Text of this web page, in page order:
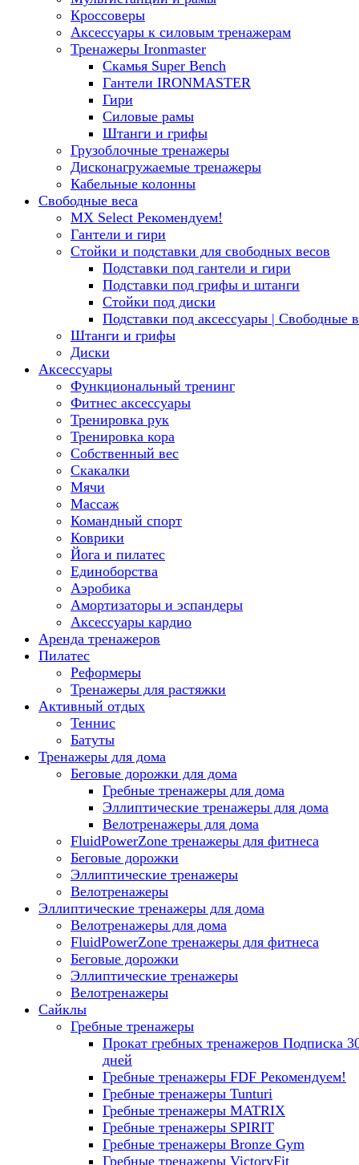
Кроссоверы
Аксессуары к силовым тренажерам
Тренажеры Ironmaster
Скамья Super Bench
Гантели IRONMASTER
Гири
Силовые рамы
Штанги и грифы
Грузоблочные тренажеры
Дисконагружаемые тренажеры
Кабельные колонны
Свободные веса
MX Select Рекомендуем!
Гантели и гири
Стойки и подставки для свободных весов
Подставки под гантели и гири
Подставки под грифы и штанги
Стойки под диски
Подставки под аксессуары | Свободные
Штанги и грифы
Диски
Аксессуары
Функциональный тренинг
Фитнес аксессуары
Тренировка рук
Тренировка кора
Собственный вес
Скакалки
Мячи
Массаж
Командный спорт
Коврики
Йога и пилатес
Единоборства
Аэробика
Амортизаторы и эспандеры
Аксессуары кардио
Аренда тренажеров
Пилатес
Реформеры
Тренажеры для растяжки
Активный отдых
Теннис
Батуты
Тренажеры для дома
Беговые дорожки для дома
Гребные тренажеры для дома
Эллиптические тренажеры для дома
Велотренажеры для дома
FluidPowerZone тренажеры для фитнеса
Беговые дорожки
Эллиптические тренажеры
Велотренажеры
Эллиптические тренажеры для дома
Велотренажеры для дома
FluidPowerZone тренажеры для фитнеса
Беговые дорожки
Эллиптические тренажеры
Велотренажеры
Сайклы
Гребные тренажеры
Прокат гребных тренажеров Подписка
дней
Гребные тренажеры FDF Рекомендуем!
Гребные тренажеры Tunturi
Гребные тренажеры MATRIX
Гребные тренажеры SPIRIT
Гребные тренажеры Bronze Gym
Гребные тренажеры VictoryFit